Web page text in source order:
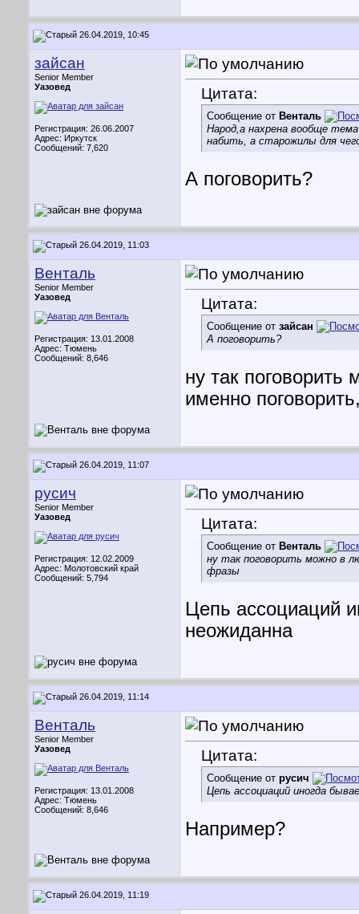
26.04.2019, 10:45
зайсан
Senior Member
Уазовед
Регистрация: 26.06.2007
Адрес: Иркутск
Сообщений: 7,620
Цитата:
Сообщение от Венталь
Народ,а нахрена вообще
набить, а старожилы для
А поговорить?
26.04.2019, 11:03
Венталь
Senior Member
Уазовед
Регистрация: 13.01.2008
Адрес: Тюмень
Сообщений: 8,646
Цитата:
Сообщение от зайсан
А поговорить?
ну так
именно
26.04.2019, 11:07
русич
Senior Member
Уазовед
Регистрация: 12.02.2009
Адрес: Молотовский край
Сообщений: 5,794
Цитата:
Сообщение от Венталь
ну так поговорить можно в
фразы
Цепь ассоциаций
неожиданна
26.04.2019, 11:14
Венталь
Senior Member
Уазовед
Регистрация: 13.01.2008
Адрес: Тюмень
Сообщений: 8,646
Цитата:
Сообщение от русич
Цепь ассоциаций иногда
Например?
26.04.2019, 11:19